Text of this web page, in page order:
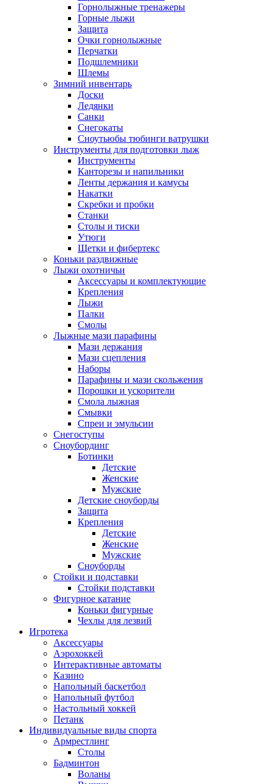
Горнолыжные тренажеры
Горные лыжи
Защита
Очки горнолыжные
Перчатки
Подшлемники
Шлемы
Зимний инвентарь
Доски
Ледянки
Санки
Снегокаты
Сноутьюбы тюбинги ватрушки
Инструменты для подготовки лыж
Инструменты
Канторезы и напильники
Ленты держания и камусы
Накатки
Скребки и пробки
Станки
Столы и тиски
Утюги
Щетки и фибертекс
Коньки раздвижные
Лыжи охотничьи
Аксессуары и комплектующие
Крепления
Лыжи
Палки
Смолы
Лыжные мази парафины
Мази держания
Мази сцепления
Наборы
Парафины и мази скольжения
Порошки и ускорители
Смола лыжная
Смывки
Спреи и эмульсии
Снегоступы
Сноубординг
Ботинки
Детские
Женские
Мужские
Детские сноуборды
Защита
Крепления
Детские
Женские
Мужские
Сноуборды
Стойки и подставки
Cтойки подставки
Фигурное катание
Коньки фигурные
Чехлы для лезвий
Игротека
Аксессуары
Аэрохоккей
Интерактивные автоматы
Казино
Напольный баскетбол
Напольный футбол
Настольный хоккей
Петанк
Индивидуальные виды спорта
Армрестлинг
Столы
Бадминтон
Воланы